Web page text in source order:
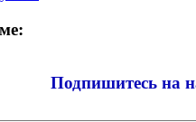
Подпишитесь на